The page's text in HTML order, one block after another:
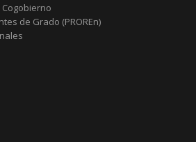
de Grado (PROREn)